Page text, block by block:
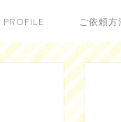
PROFILE ご依頼方